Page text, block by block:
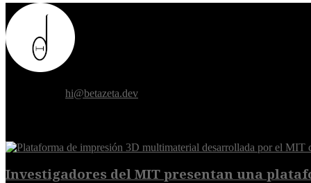
hi@betazeta.dev
Investigadores del MIT presentan una